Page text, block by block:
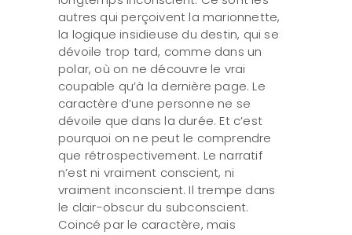
autres qui perçoivent la marionnette,
la logique insidieuse du destin, qui se
dévoile trop tard, comme dans un
polar, où on ne découvre le vrai
coupable qu’à la dernière page. Le
caractère d’une personne ne se
dévoile que dans la durée. Et c’est
pourquoi on ne peut le comprendre
que rétrospectivement. Le narratif
n’est ni vraiment conscient, ni
vraiment inconscient. Il trempe dans
le clair-obscur du subconscient.
Coincé par le caractère, mais